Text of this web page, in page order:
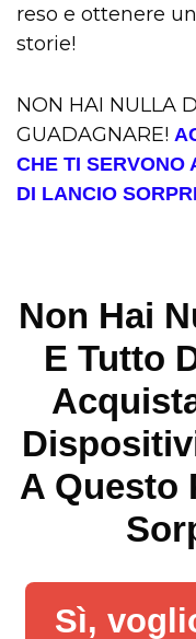
reso e ottenere
storie!
NON HAI NULLA
GUADAGNARE!
CHE TI SERVONO
DI LANCIO
Non Hai
E Tutto
A Questo
Sì,